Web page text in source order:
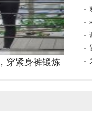
穿紧身裤锻炼